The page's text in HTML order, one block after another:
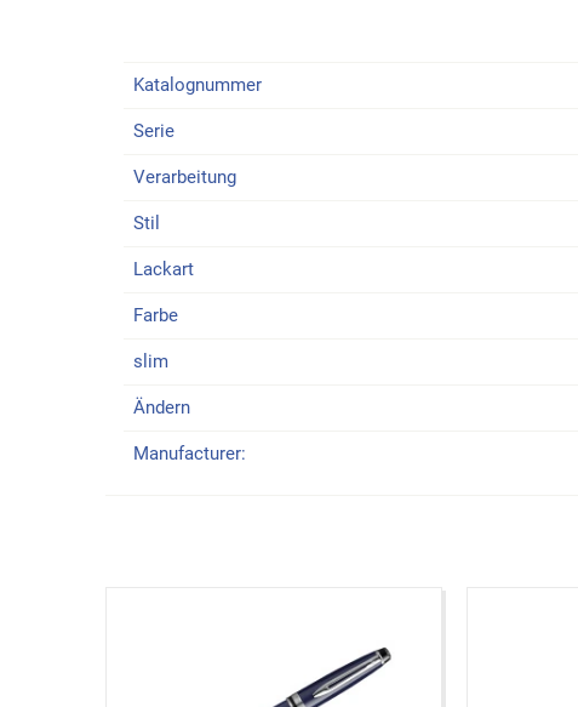
Katalognummer
Serie
Verarbeitung
Stil
Lackart
Farbe
slim
Ändern
Manufacturer: